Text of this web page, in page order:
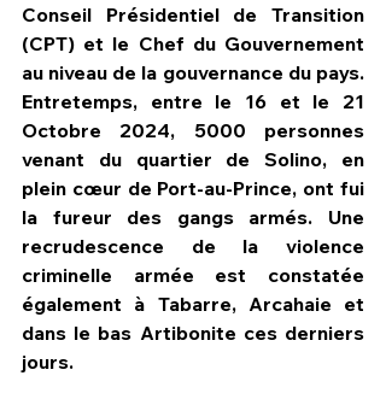
Conseil Présidentiel de Transition
(CPT) et le Chef du Gouvernement
au niveau de la gouvernance du pays.
Entretemps, entre le 16 et le 21
Octobre 2024, 5000 personnes
venant du quartier de Solino, en
plein cœur de Port-au-Prince, ont fui
la fureur des gangs armés. Une
recrudescence de la violence
criminelle armée est constatée
également à Tabarre, Arcahaie et
dans le bas Artibonite ces derniers
jours.